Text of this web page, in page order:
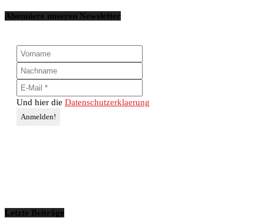
Abonniere unseren Newsletter
Und hier die Datenschutzerklaerung
Letzte Beiträge